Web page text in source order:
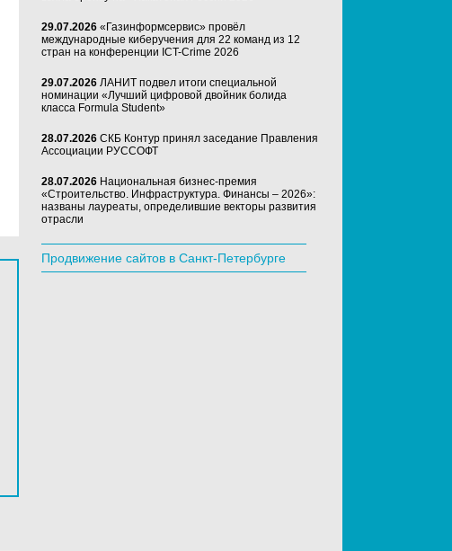
29.07.2026 «Газинформсервис» провёл
международные киберучения для 22 команд из 12
стран на конференции ICT-Crime 2026
29.07.2026 ЛАНИТ подвел итоги специальной
номинации «Лучший цифровой двойник болида
класса Formula Student»
28.07.2026 СКБ Контур принял заседание Правления
Ассоциации РУССОФТ
28.07.2026 Национальная бизнес-премия
«Строительство. Инфраструктура. Финансы – 2026»:
названы лауреаты, определившие векторы развития
отрасли
Продвижение сайтов в Санкт-Петербурге